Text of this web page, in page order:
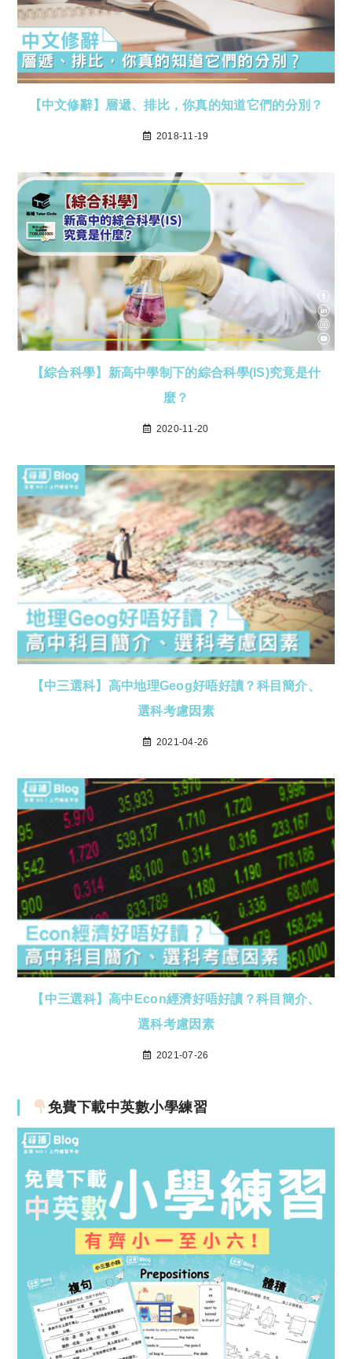
【中文修辭】層遞、排比，你真的知道它們的分別？
2018-11-19
【綜合科學】新高中學制下的綜合科學(IS)究竟是什
麼？
2020-11-20
【中三選科】高中地理Geog好唔好讀？科目簡介、
選科考慮因素
2021-04-26
【中三選科】高中Econ經濟好唔好讀？科目簡介、
選科考慮因素
2021-07-26
免費下載中英數小學練習